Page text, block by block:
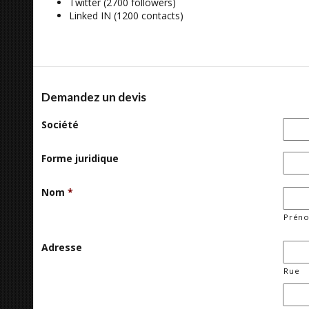
Linked IN (1200 contacts)
Demandez un devis
Société
Forme juridique
Nom *
Adresse
Rue